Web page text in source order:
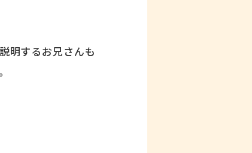
明するお兄さんも